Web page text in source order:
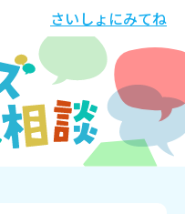
さいしょにみてね